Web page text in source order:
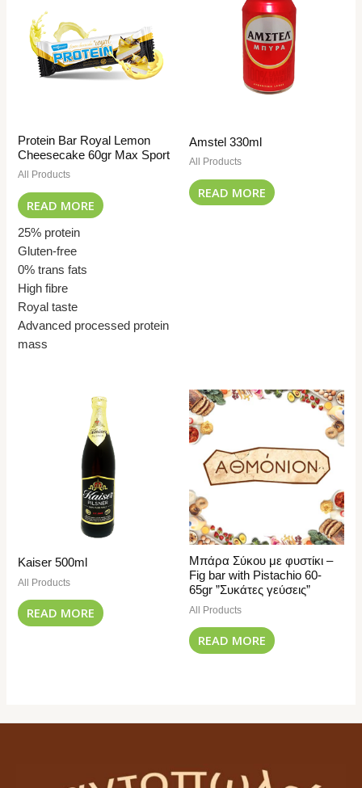
Protein Bar Royal Lemon
Cheesecake 60gr Max Sport
All Products
READ MORE
25% protein
Gluten-free
0% trans fats
High fibre
Royal taste
Advanced processed protein
mass
Amstel 330ml
All Products
READ MORE
Kaiser 500ml
All Products
READ MORE
Μπάρα Σύκου με φυστίκι –
Fig bar with Pistachio 60-
65gr ”Συκάτες γεύσεις”
All Products
READ MORE